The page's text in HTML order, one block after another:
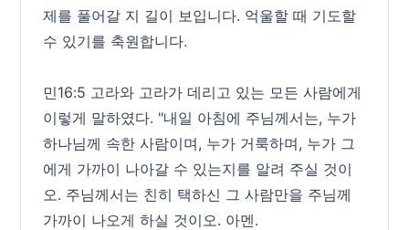
제를 풀어갈 지 길이 보입니다. 억울할 때 기도할
수 있기를 축원합니다.
민16:5 고라와 고라가 데리고 있는 모든 사람에게
이렇게 말하였다. "내일 아침에 주님께서는, 누가
하나님께 속한 사람이며, 누가 거룩하며, 누가 그
에게 가까이 나아갈 수 있는지를 알려 주실 것이
오. 주님께서는 친히 택하신 그 사람만을 주님께
가까이 나오게 하실 것이오. 아멘.